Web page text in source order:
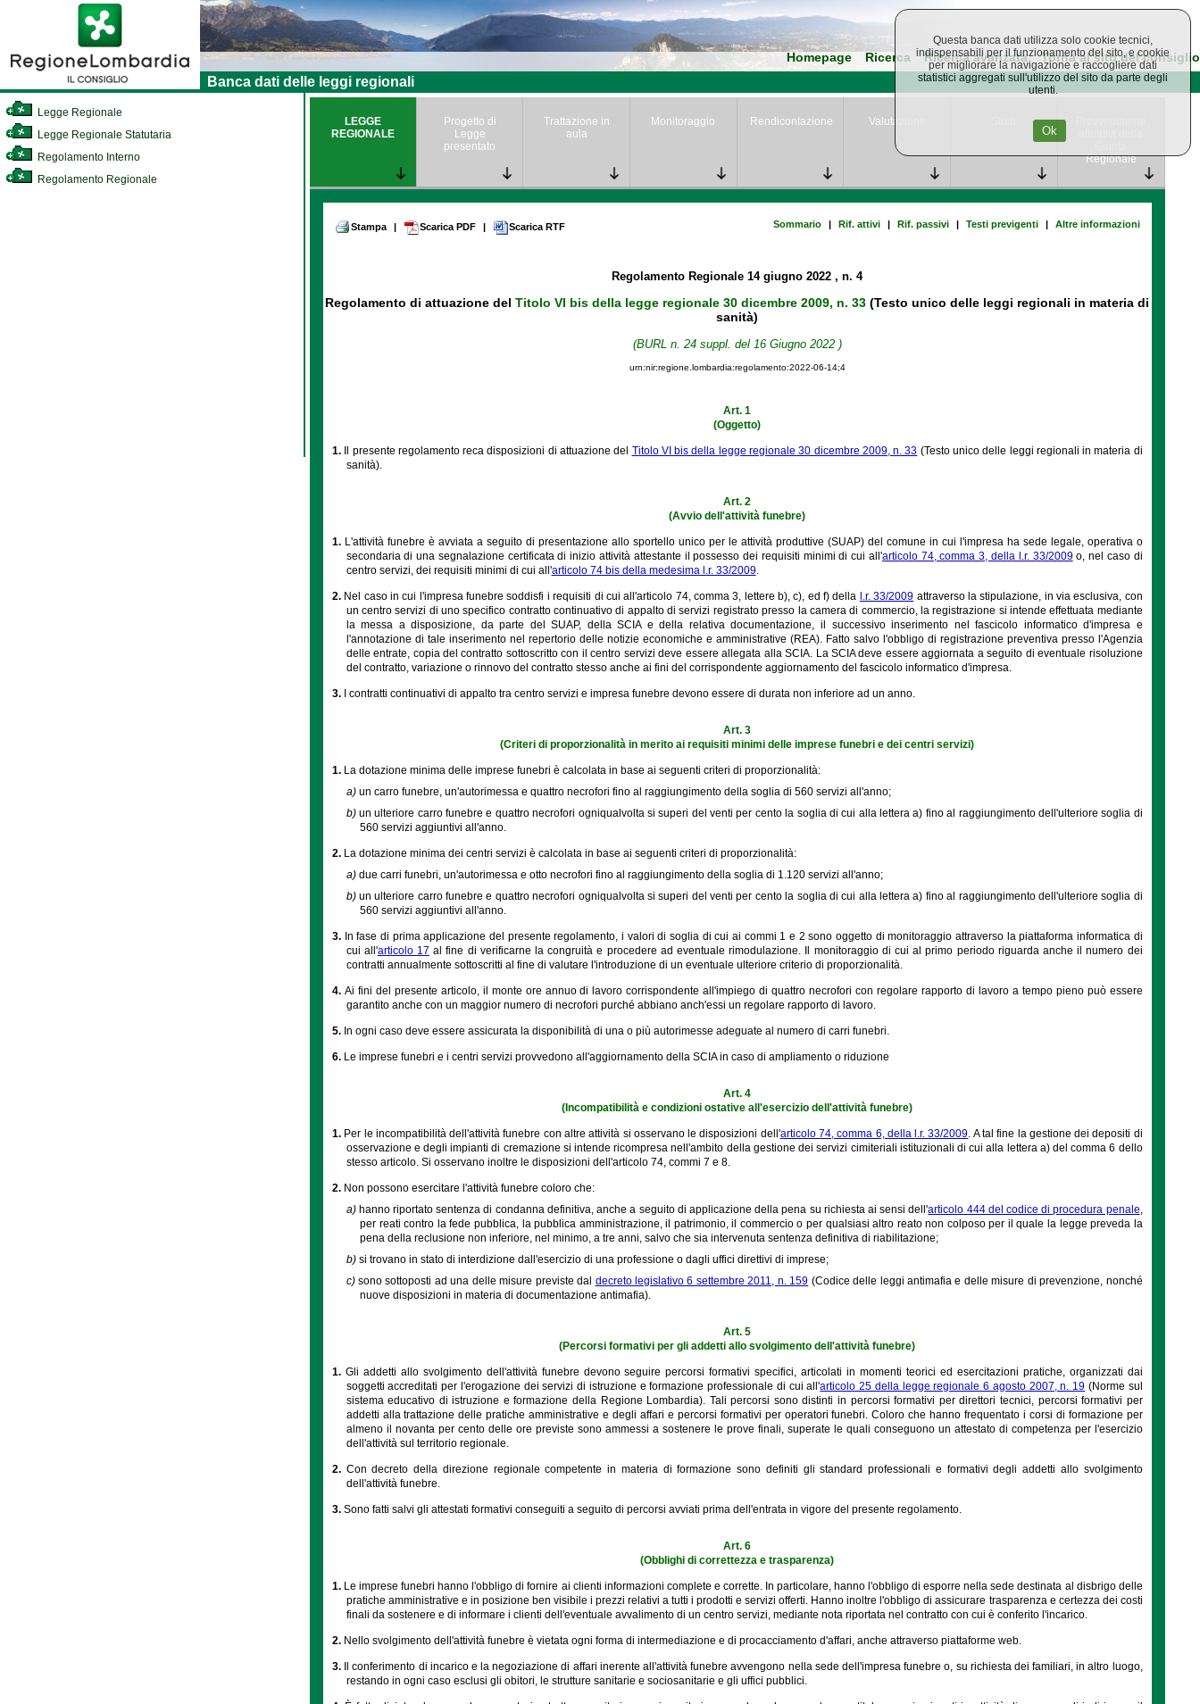
Homepage Ricerca Ricerca avanzata Torna al sito del consiglio
Banca dati delle leggi regionali
Legge Regionale
Legge Regionale Statutaria
Regolamento Interno
Regolamento Regionale
LEGGE
REGIONALE
Progetto di
Legge
presentato
Trattazione in
aula
Monitoraggio Rendicontazione Valutazione
Regionale
Stampa | Scarica PDF | Scarica RTF Sommario | Rif. attivi | Rif. passivi | Testi previgenti | Altre informazioni
Regolamento Regionale14 giugno 2022, n. 4
Regolamento di attuazione delTitolo VI bis della legge regionale 30 dicembre 2009, n. 33 (Testo unico delle leggi regionali in materia di
sanità)
(BURL n. 24 suppl. del 16 Giugno 2022 )
urn:nir:regione.lombardia:regolamento:2022-06-14;4
Art. 1
(Oggetto)
1. Il presente regolamento reca disposizioni di attuazione del Titolo VI bis della legge regionale 30 dicembre 2009, n. 33 (Testo unico delle leggi regionali in materia di
sanità).
Art. 2
(Avvio dell'attività funebre)
1. L'attività funebre è avviata a seguito di presentazione allo sportello unico per le attività produttive (SUAP) del comune in cui l'impresa ha sede legale, operativa o
secondaria di una segnalazione certificata di inizio attività attestante il possesso dei requisiti minimi di cui all'articolo 74, comma 3, della l.r. 33/2009o, nel caso di
centro servizi, dei requisiti minimi di cui all'articolo 74 bis della medesima l.r. 33/2009.
2. Nel caso in cui l'impresa funebre soddisfi i requisiti di cui all'articolo 74, comma 3, lettere b), c), ed f) della l.r. 33/2009 attraverso la stipulazione, in via esclusiva, con
un centro servizi di uno specifico contratto continuativo di appalto di servizi registrato presso la camera di commercio, la registrazione si intende effettuata mediante
la messa a disposizione, da parte del SUAP, della SCIA e della relativa documentazione, il successivo inserimento nel fascicolo informatico d'impresa e
l'annotazione di tale inserimento nel repertorio delle notizie economiche e amministrative (REA). Fatto salvo l'obbligo di registrazione preventiva presso l'Agenzia
delle entrate, copia del contratto sottoscritto con il centro servizi deve essere allegata alla SCIA. La SCIA deve essere aggiornata a seguito di eventuale risoluzione
del contratto, variazione o rinnovo del contratto stesso anche ai fini del corrispondente aggiornamento del fascicolo informatico d'impresa.
3. I contratti continuativi di appalto tra centro servizi e impresa funebre devono essere di durata non inferiore ad un anno.
Art. 3
(Criteri di proporzionalità in merito ai requisiti minimi delle imprese funebri e dei centri servizi)
1. La dotazione minima delle imprese funebri è calcolata in base ai seguenti criteri di proporzionalità:
a) un carro funebre, un'autorimessa e quattro necrofori fino al raggiungimento della soglia di 560 servizi all'anno;
b) un ulteriore carro funebre e quattro necrofori ogniqualvolta si superi del venti per cento la soglia di cui alla lettera a) fino al raggiungimento dell'ulteriore soglia di
560 servizi aggiuntivi all'anno.
2. La dotazione minima dei centri servizi è calcolata in base ai seguenti criteri di proporzionalità:
a) due carri funebri, un'autorimessa e otto necrofori fino al raggiungimento della soglia di 1.120 servizi all'anno;
b) un ulteriore carro funebre e quattro necrofori ogniqualvolta si superi del venti per cento la soglia di cui alla lettera a) fino al raggiungimento dell'ulteriore soglia di
560 servizi aggiuntivi all'anno.
3. In fase di prima applicazione del presente regolamento, i valori di soglia di cui ai commi 1 e 2 sono oggetto di monitoraggio attraverso la piattaforma informatica di
cui all'articolo 17 al fine di verificarne la congruità e procedere ad eventuale rimodulazione. Il monitoraggio di cui al primo periodo riguarda anche il numero dei
contratti annualmente sottoscritti al fine di valutare l'introduzione di un eventuale ulteriore criterio di proporzionalità.
4. Ai fini del presente articolo, il monte ore annuo di lavoro corrispondente all'impiego di quattro necrofori con regolare rapporto di lavoro a tempo pieno può essere
garantito anche con un maggior numero di necrofori purché abbiano anch'essi un regolare rapporto di lavoro.
5. In ogni caso deve essere assicurata la disponibilità di una o più autorimesse adeguate al numero di carri funebri.
6. Le imprese funebri e i centri servizi provvedono all'aggiornamento della SCIA in caso di ampliamento o riduzione
Art. 4
(Incompatibilità e condizioni ostative all'esercizio dell'attività funebre)
1. Per le incompatibilità dell'attività funebre con altre attività si osservano le disposizioni dell'articolo 74, comma 6, della l.r. 33/2009. A tal fine la gestione dei depositi di
osservazione e degli impianti di cremazione si intende ricompresa nell'ambito della gestione dei servizi cimiteriali istituzionali di cui alla lettera a) del comma 6 dello
stesso articolo. Si osservano inoltre le disposizioni dell'articolo 74, commi 7 e 8.
2. Non possono esercitare l'attività funebre coloro che:
a) hanno riportato sentenza di condanna definitiva, anche a seguito di applicazione della pena su richiesta ai sensi dell'articolo 444 del codice di procedura penale,
per reati contro la fede pubblica, la pubblica amministrazione, il patrimonio, il commercio o per qualsiasi altro reato non colposo per il quale la legge preveda la
pena della reclusione non inferiore, nel minimo, a tre anni, salvo che sia intervenuta sentenza definitiva di riabilitazione;
b) si trovano in stato di interdizione dall'esercizio di una professione o dagli uffici direttivi di imprese;
c)sono sottoposti ad una delle misure previste dal decreto legislativo 6 settembre 2011, n. 159 (Codice delle leggi antimafia e delle misure di prevenzione, nonché
nuove disposizioni in materia di documentazione antimafia).
Art. 5
(Percorsi formativi per gli addetti allo svolgimento dell'attività funebre)
1. Gli addetti allo svolgimento dell'attività funebre devono seguire percorsi formativi specifici, articolati in momenti teorici ed esercitazioni pratiche, organizzati dai
soggetti accreditati per l'erogazione dei servizi di istruzione e formazione professionale di cui all'articolo 25 della legge regionale 6 agosto 2007, n. 19 (Norme sul
sistema educativo di istruzione e formazione della Regione Lombardia). Tali percorsi sono distinti in percorsi formativi per direttori tecnici, percorsi formativi per
addetti alla trattazione delle pratiche amministrative e degli affari e percorsi formativi per operatori funebri. Coloro che hanno frequentato i corsi di formazione per
almeno il novanta per cento delle ore previste sono ammessi a sostenere le prove finali, superate le quali conseguono un attestato di competenza per l'esercizio
dell'attività sul territorio regionale.
2. Con decreto della direzione regionale competente in materia di formazione sono definiti gli standard professionali e formativi degli addetti allo svolgimento
dell'attività funebre.
3. Sono fatti salvi gli attestati formativi conseguiti a seguito di percorsi avviati prima dell'entrata in vigore del presente regolamento.
Art. 6
(Obblighi di correttezza e trasparenza)
1. Le imprese funebri hanno l'obbligo di fornire ai clienti informazioni complete e corrette. In particolare, hanno l'obbligo di esporre nella sede destinata al disbrigo delle
pratiche amministrative e in posizione ben visibile i prezzi relativi a tutti i prodotti e servizi offerti. Hanno inoltre l'obbligo di assicurare trasparenza e certezza dei costi
finali da sostenere e di informare i clienti dell'eventuale avvalimento di un centro servizi, mediante nota riportata nel contratto con cui è conferito l'incarico.
2. Nello svolgimento dell'attività funebre è vietata ogni forma di intermediazione e di procacciamento d'affari, anche attraverso piattaforme web.
3.
Il conferimento di incarico e la negoziazione di affari inerente all'attività funebre avvengono nella sede dell'impresa funebre o, su richiesta dei familiari, in altro luogo,
restando in ogni caso esclusi gli obitori, le strutture sanitarie e sociosanitarie e gli uffici pubblici.
Questa banca dati utilizza solo cookie tecnici,
indispensabili per il funzionamento del sito, e cookie
per migliorare la navigazione e raccogliere dati
statistici aggregati sull'utilizzo del sito da parte degli
utenti.
Ok